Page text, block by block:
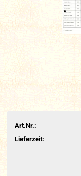
Art.Nr.:
Lieferzeit: